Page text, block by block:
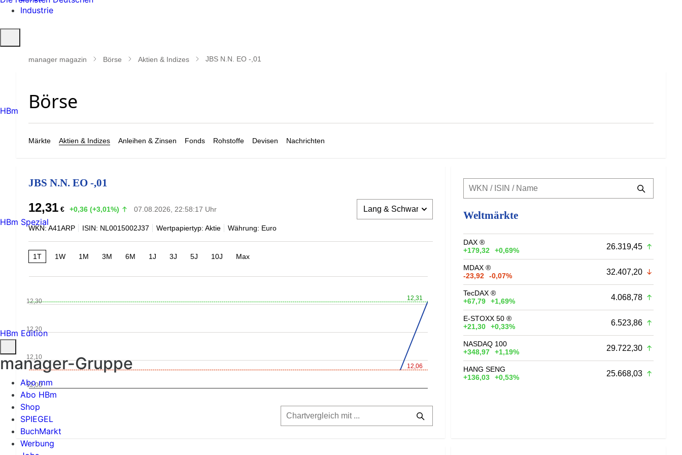
Industrie
öffnen
manager magazin Börse Aktien & Indizes JBS N.N. EO -,01
Märkte Aktien & Indizes Anleihen & Zinsen Fonds Rohstoffe Devisen Nachrichten
JBS N.N. EO -,01
12,31 € +0,36 (+3,01%) 07.08.2026, 22:58:17 Uhr
WKN: A41ARP ISIN: NL0015002J37 Wertpapiertyp: Aktie Währung: Euro
1T 1W 1M 3M 6M 1J 3J 5J 10J Max
12,31
12,06
12,00
12,10
12,20
12,30
Weltmärkte
DAX ®
+179,32
+0,69% 26.319,45
MDAX ®
-23,92
-0,07% 32.407,20
TecDAX ®
+67,79
+1,69% 4.068,78
E-STOXX 50 ®
+21,30
+0,33% 6.523,86
NASDAQ 100
+348,97
+1,19% 29.722,30
HANG SENG
+136,03
+0,53% 25.668,03
HBm
HBm Spezial
HBm Edition
manager-Gruppe
Abo mm
Abo HBm
Shop
SPIEGEL
BuchMarkt
Werbung